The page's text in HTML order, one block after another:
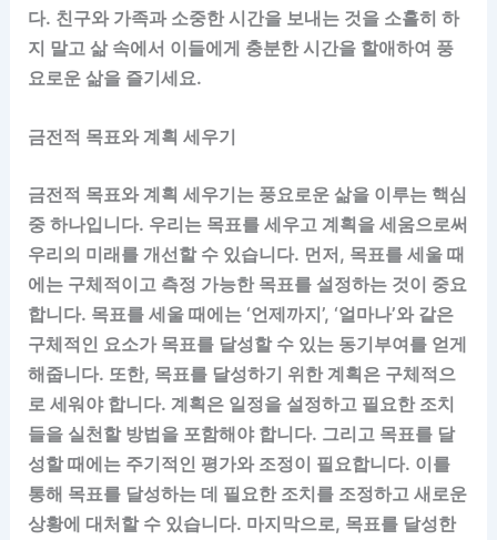
다. 친구와 가족과 소중한 시간을 보내는 것을 소홀히 하
지 말고 삶 속에서 이들에게 충분한 시간을 할애하여 풍
요로운 삶을 즐기세요.
금전적 목표와 계획 세우기
금전적 목표와 계획 세우기는 풍요로운 삶을 이루는 핵심
중 하나입니다. 우리는 목표를 세우고 계획을 세움으로써
우리의 미래를 개선할 수 있습니다. 먼저, 목표를 세울 때
에는 구체적이고 측정 가능한 목표를 설정하는 것이 중요
합니다. 목표를 세울 때에는 ‘언제까지’, ‘얼마나’와 같은
구체적인 요소가 목표를 달성할 수 있는 동기부여를 얻게
해줍니다. 또한, 목표를 달성하기 위한 계획은 구체적으
로 세워야 합니다. 계획은 일정을 설정하고 필요한 조치
들을 실천할 방법을 포함해야 합니다. 그리고 목표를 달
성할 때에는 주기적인 평가와 조정이 필요합니다. 이를
통해 목표를 달성하는 데 필요한 조치를 조정하고 새로운
상황에 대처할 수 있습니다. 마지막으로, 목표를 달성한